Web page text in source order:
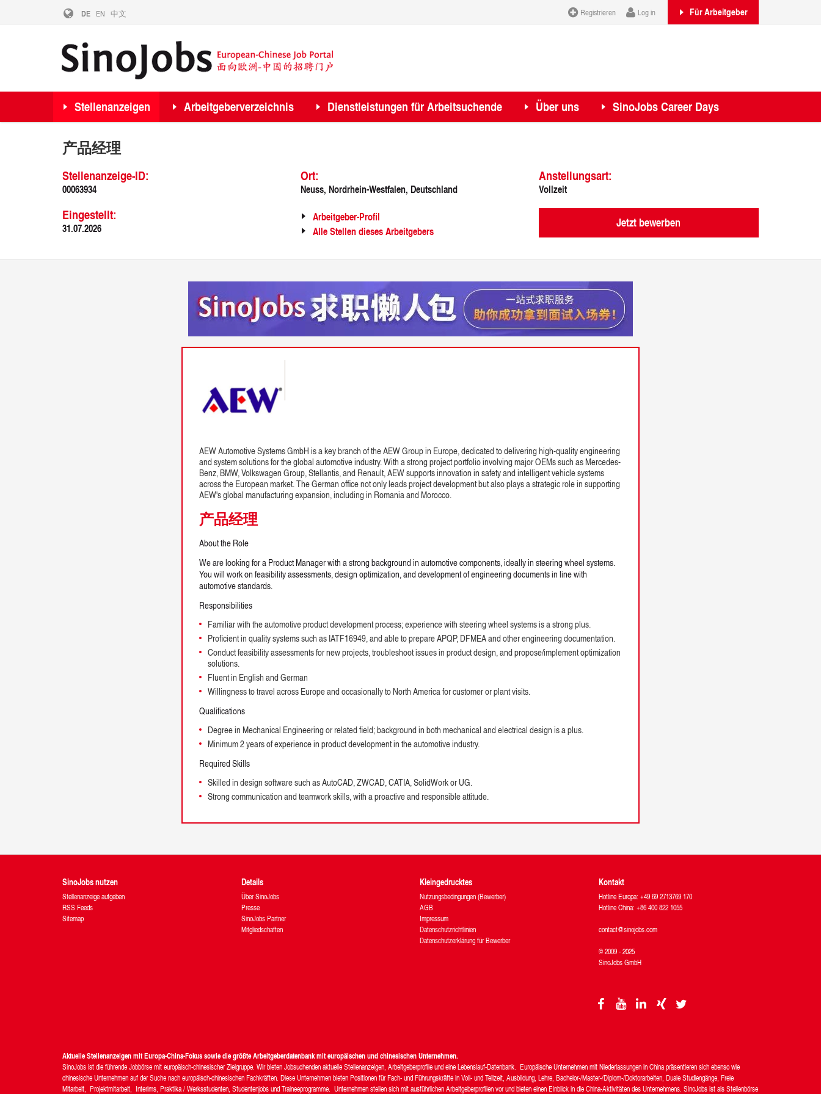
Stellenanzeigen Arbeitgeberverzeichnis Dienstleistungen für Arbeitsuchende Über uns SinoJobs Career Days
Für Arbeitgeber
Registrieren Log in
DE EN 中文
产品经理
Stellenanzeige-ID:
00063934
Ort:
Neuss, Nordrhein-Westfalen, Deutschland
Anstellungsart:
Vollzeit
Eingestellt:
31.07.2026
Arbeitgeber-Profil
Alle Stellen dieses Arbeitgebers
Jetzt bewerben
AEW Automotive Systems GmbH is a key branch of the AEW Group in Europe, dedicated to delivering high-quality engineering
and system solutions for the global automotive industry. With a strong project portfolio involving major OEMs such as Mercedes-
Benz, BMW, Volkswagen Group, Stellantis, and Renault, AEW supports innovation in safety and intelligent vehicle systems
across the European market. The German office not only leads project development but also plays a strategic role in supporting
AEW's global manufacturing expansion, including in Romania and Morocco.
产品经理
About the Role
We are looking for a Product Manager with a strong background in automotive components, ideally in steering wheel systems.
You will work on feasibility assessments, design optimization, and development of engineering documents in line with
automotive standards.
Responsibilities
Familiar with the automotive product development process; experience with steering wheel systems is a strong plus.
Proficient in quality systems such as IATF16949, and able to prepare APQP, DFMEA and other engineering documentation.
Conduct feasibility assessments for new projects, troubleshoot issues in product design, and propose/implement optimization
solutions.
Fluent in English and German
Willingness to travel across Europe and occasionally to North America for customer or plant visits.
Qualifications
Degree in Mechanical Engineering or related field; background in both mechanical and electrical design is a plus.
Minimum 2 years of experience in product development in the automotive industry.
Required Skills
Skilled in design software such as AutoCAD, ZWCAD, CATIA, SolidWork or UG.
Strong communication and teamwork skills, with a proactive and responsible attitude.
SinoJobs nutzen
Stellenanzeige aufgeben
RSS Feeds
Sitemap
Details
Über SinoJobs
Presse
SinoJobs Partner
Mitgliedschaften
Kleingedrucktes
Nutzungsbedingungen (Bewerber)
AGB
Impressum
Datenschutzrichtlinien
Datenschutzerklärung für Bewerber
Kontakt
Hotline Europa: +49 69 2713769 170
Hotline China: +86 400 822 1055
contact@sinojobs.com
© 2009 - 2025
SinoJobs GmbH
Aktuelle Stellenanzeigen mit Europa-China-Fokus sowie die größte Arbeitgeberdatenbank mit europäischen und chinesischen Unternehmen.
SinoJobs ist die führende Jobbörse mit europäisch-chinesischer Zielgruppe. Wir bieten Jobsuchenden aktuelle Stellenanzeigen, Arbeitgeberprofile und eine Lebenslauf-Datenbank. Europäische Unternehmen mit Niederlassungen in China präsentieren sich ebenso wie
chinesische Unternehmen auf der Suche nach europäisch-chinesischen Fachkräften. Diese Unternehmen bieten Positionen für Fach- und Führungskräfte in Voll- und Teilzeit, Ausbildung, Lehre, Bachelor-/Master-/Diplom-/Doktorarbeiten, Duale Studiengänge, Freie
Mitarbeit, Projektmitarbeit, Interims, Praktika / Werksstudenten, Studentenjobs und Traineeprogramme. Unternehmen stellen sich mit ausführlichen Arbeitgeberprofilen vor und bieten einen Einblick in die China-Aktivitäten des Unternehmens. SinoJobs ist als Stellenbörse